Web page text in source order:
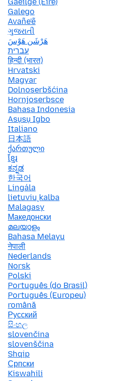
Gaeilge (Éire)
Galego
Avañe'ẽ
ગુજરાતી
هَرْشَن هَوْسَ
עברית
हिन्दी (भारत)
Hrvatski
Magyar
Dolnoserbšćina
Hornjoserbsce
Bahasa Indonesia
Asụsụ Igbo
Italiano
日本語
ქართული
ខ្មែរ
ಕನ್ನಡ
한국어
Lingála
lietuvių kalba
Malagasy
Македонски
മലയാളം
Bahasa Melayu
नेपाली
Nederlands
Norsk
Polski
Português (do Brasil)
Português (Europeu)
română
Русский
සිංහල
slovenčina
slovenščina
Shqip
Српски
Kiswahili